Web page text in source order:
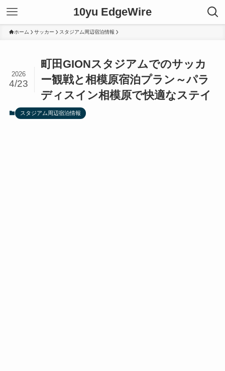
10yu EdgeWire
ホーム サッカー スタジアム周辺宿泊情報
町田GIONスタジアムでのサッカ
ー観戦と相模原宿泊プラン～パラ
ディスイン相模原で快適なステイ
2026
4/23
スタジアム周辺宿泊情報